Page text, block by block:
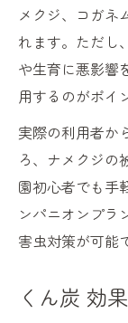
メクジ、コガネ
れます。ただし
や生育に悪影響
用するのがポイ
実際の利用者か
ろ、ナメクジの
園初心者でも手
ンパニオンプラ
害虫対策が可能
くん炭 効